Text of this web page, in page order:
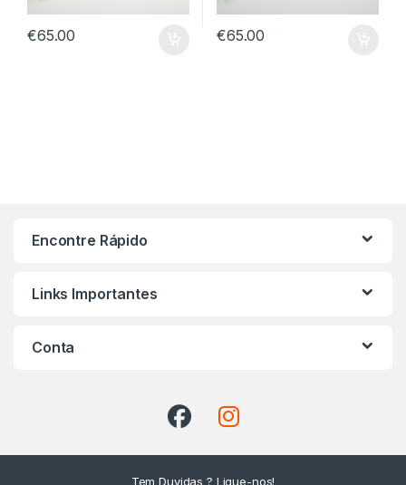
€65.00 €65.00
Encontre Rápido
Links Importantes
Conta
Tem Duvidas ? Ligue-nos!